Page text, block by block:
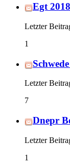
Egt 2018
Letzter
1
Letzter
7
Dnepr
Letzter
1